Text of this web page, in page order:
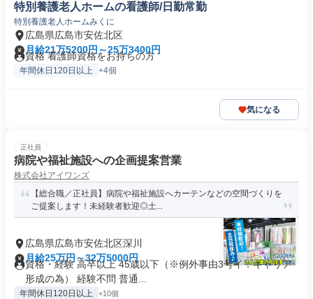
特別養護老人ホームの看護師/日勤常勤
特別養護老人ホームみくに
広島県広島市安佐北区
月給21万5200円～25万3400円
資格 看護師資格をお持ちの方
年間休日120日以上 +4個
気になる
正社員
病院や福祉施設への企画提案営業
株式会社アイワンズ
【総合職／正社員】病院や福祉施設へカーテンなどの空間づくりを
ご提案します！未経験者歓迎◎土...
広島県広島市安佐北区深川
月給25万円～32万5000円
資格・経験 高卒以上 45歳以下（※例外事由3号イ：キャリア
形成の為） 経験不問 普通...
年間休日120日以上 +10個